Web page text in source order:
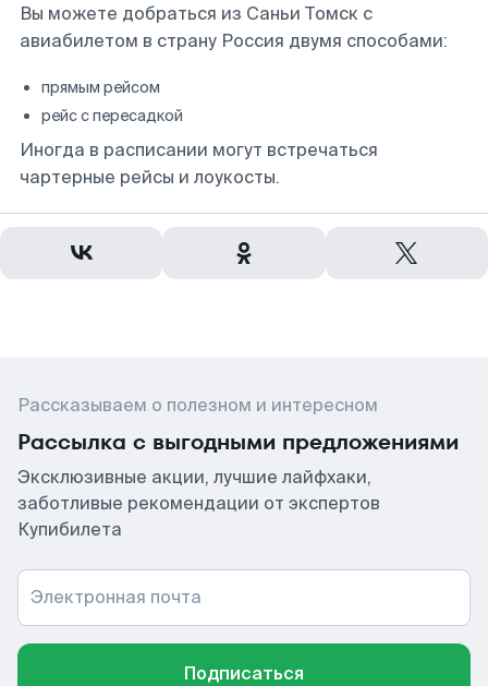
Вы можете добраться из Саньи Томск с
авиабилетом в страну Россия двумя способами:
прямым рейсом
рейс с пересадкой
Иногда в расписании могут встречаться
чартерные рейсы и лоукосты.
Рассказываем о полезном и интересном
Рассылка с выгодными предложениями
Эксклюзивные акции, лучшие лайфхаки,
заботливые рекомендации от экспертов
Купибилета
Электронная почта
Подписаться